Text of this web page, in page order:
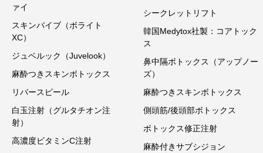
ァイ
スキンバイブ（ボライト
XC）
ジュベルック（Juvelook）
麻酔つきスキンボトックス
リバースピール
白玉注射（グルタチオン注
射）
高濃度ビタミンC注射
シークレットリフト
韓国Medytox社製：コアトック
ス
鼻中隔ボトックス（アップノー
ズ）
麻酔つきスキンボトックス
側頭筋/後頭部ボトックス
ボトックス修正注射
麻酔付きサブシジョン